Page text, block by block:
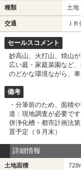
種類 土地
交通 Ｊ
セールスコメント
妙高山、火打山、焼山
広い庭・家庭菜園など
のどかな環境ながら、
備考
・分筆前のため、面積
道：現地調査が必要で
併浄化槽・都市計画法
置予定（９月末）
詳細情報
土地面積